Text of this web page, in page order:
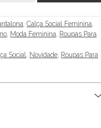
, Calça Social Feminina,
, Moda Feminina, Roupas Para
Social, Novidade, Roupas Para